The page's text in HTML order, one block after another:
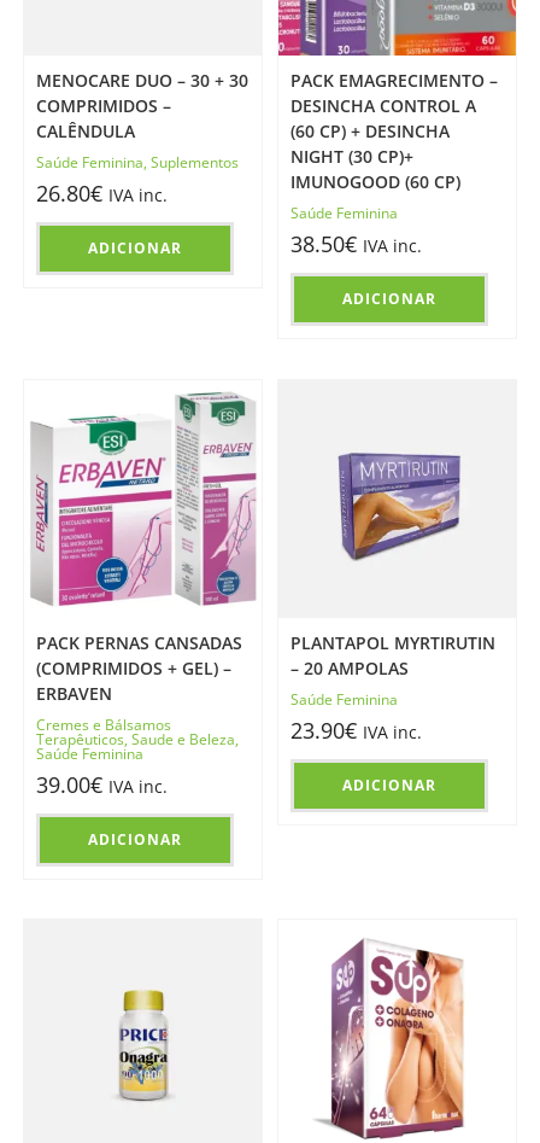
MENOCARE DUO – 30 + 30
COMPRIMIDOS –
CALÊNDULA
Saúde Feminina, Suplementos
26.80€ IVA inc.
ADICIONAR
PACK EMAGRECIMENTO –
DESINCHA CONTROL A
(60 CP) + DESINCHA
NIGHT (30 CP)+
IMUNOGOOD (60 CP)
Saúde Feminina
38.50€ IVA inc.
ADICIONAR
PACK PERNAS CANSADAS
(COMPRIMIDOS + GEL) –
ERBAVEN
Cremes e Bálsamos
Terapêuticos, Saude e Beleza,
Saúde Feminina
39.00€ IVA inc.
ADICIONAR
PLANTAPOL MYRTIRUTIN
– 20 AMPOLAS
Saúde Feminina
23.90€ IVA inc.
ADICIONAR